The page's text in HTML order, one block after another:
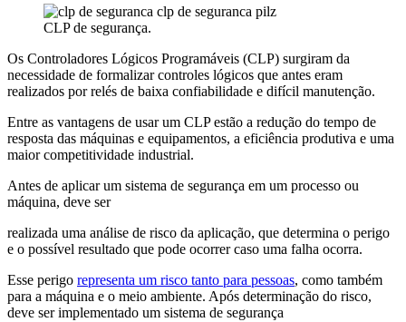
CLP de segurança.
Os Controladores Lógicos Programáveis (CLP) surgiram da
necessidade de formalizar controles lógicos que antes eram
realizados por relés de baixa confiabilidade e difícil manutenção.
Entre as vantagens de usar um CLP estão a redução do tempo de
resposta das máquinas e equipamentos, a eficiência produtiva e uma
maior competitividade industrial.
Antes de aplicar um sistema de segurança em um processo ou
máquina, deve ser
realizada uma análise de risco da aplicação, que determina o perigo
e o possível resultado que pode ocorrer caso uma falha ocorra.
Esse perigo representa um risco tanto para pessoas, como também
para a máquina e o meio ambiente. Após determinação do risco,
deve ser implementado um sistema de segurança